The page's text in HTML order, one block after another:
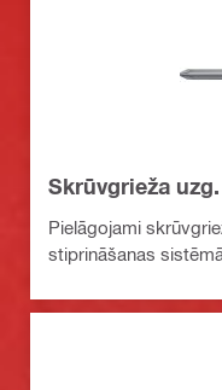
Skrūvgrieža
Pielāgojami
stiprināšanas